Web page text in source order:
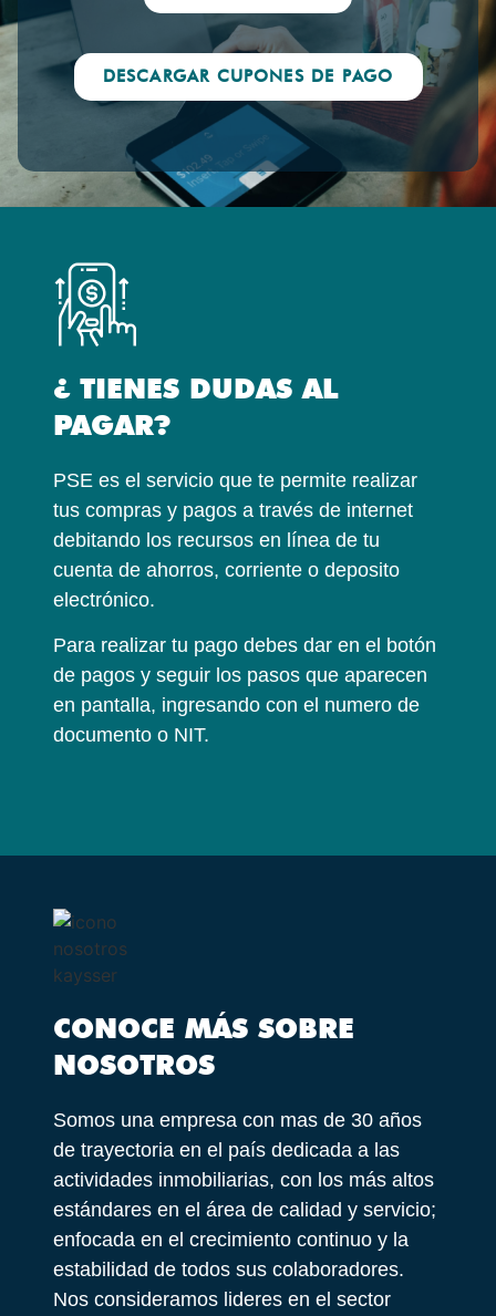
DESCARGAR CUPONES DE PAGO
¿ TIENES DUDAS AL
PAGAR?
PSE es el servicio que te permite realizar
tus compras y pagos a través de internet
debitando los recursos en línea de tu
cuenta de ahorros, corriente o deposito
electrónico.
Para realizar tu pago debes dar en el botón
de pagos y seguir los pasos que aparecen
en pantalla, ingresando con el numero de
documento o NIT.
CONOCE MÁS SOBRE
NOSOTROS
Somos una empresa con mas de 30 años
de trayectoria en el país dedicada a las
actividades inmobiliarias, con los más altos
estándares en el área de calidad y servicio;
enfocada en el crecimiento continuo y la
estabilidad de todos sus colaboradores.
Nos consideramos lideres en el sector